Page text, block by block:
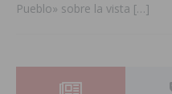
Pueblo» sobre la vista […]